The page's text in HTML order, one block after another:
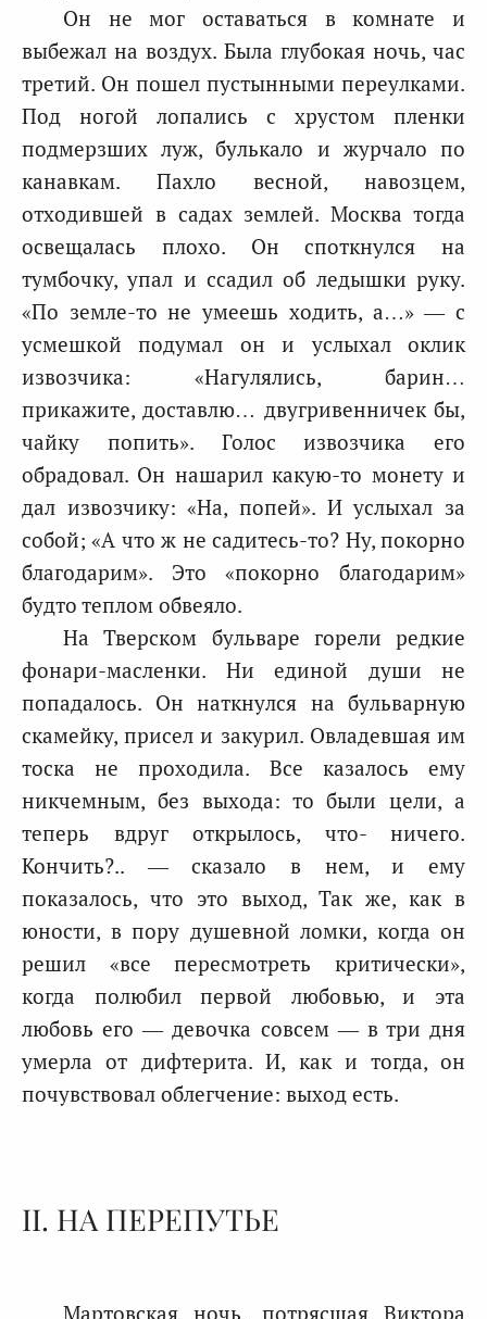
Он не мог оставаться в комнате и
выбежал на воздух. Была глубокая ночь, час
третий. Он пошел пустынными переулками.
Под ногой лопались с хрустом пленки
подмерзших луж, булькало и журчало по
канавкам. Пахло весной, навозцем,
отходившей в садах землей. Москва тогда
освещалась плохо. Он споткнулся на
тумбочку, упал и ссадил об ледышки руку.
«По земле-то не умеешь ходить, а…» — с
усмешкой подумал он и услыхал оклик
извозчика: «Нагулялись, барин…
прикажите, доставлю… двугривенничек бы,
чайку попить». Голос извозчика его
обрадовал. Он нашарил какую-то монету и
дал извозчику: «На, попей». И услыхал за
собой; «А что ж не садитесь-то? Ну, покорно
благодарим». Это «покорно благодарим»
будто теплом обвеяло.
На Тверском бульваре горели редкие
фонари-масленки. Ни единой души не
попадалось. Он наткнулся на бульварную
скамейку, присел и закурил. Овладевшая им
тоска не проходила. Все казалось ему
никчемным, без выхода: то были цели, а
теперь вдруг открылось, что- ничего.
Кончить?.. — сказало в нем, и ему
показалось, что это выход, Так же, как в
юности, в пору душевной ломки, когда он
решил «все пересмотреть критически»,
когда полюбил первой любовью, и эта
любовь его — девочка совсем — в три дня
умерла от дифтерита. И, как и тогда, он
почувствовал облегчение: выход есть.
II. НА ПЕРЕПУТЬЕ
Мартовская ночь, потрясшая Виктора